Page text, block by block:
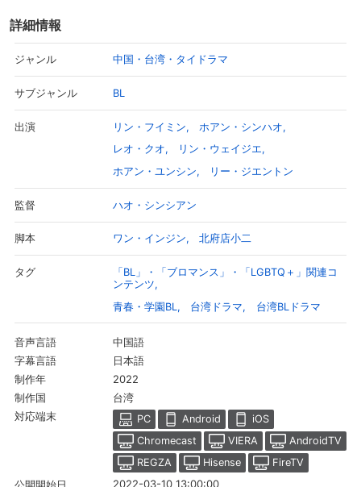
閲覧履歴
視聴年齢制限
す。
スマホなどでRakuten TVを視聴する際のデ
バイス連携の設定ができます。
視聴年齢制限の変更時にパスコード入力が
メルマガ
メルマガの配信停止、配信先のメールアド
レスの変更が可能です。
定額見放題コンテンツの解約はこちらから
打ち明けると、意外な答えが返ってくる結果
に。一方で翌朝、アンバーは楽建に置手紙を残
し、病室を後にしていた。
詳細情報
ジャンル 中国・台湾・タイドラマ
サブジャンル BL
出演 リン・フイミン
ホアン・シンハオ
レオ・クオ
リン・ウェイジエ
ホアン・ユンシン
リー・ジエントン
監督 ハオ・シンシアン
脚本 ワン・インジン 北府店小二
タグ
「BL」・「ブロマンス」・「LGBTQ＋」関連コ
ンテンツ
青春・学園BL
台湾ドラマ 台湾BLドラマ
音声言語 中国語
字幕言語 日本語
制作年 2022
制作国 台湾
対応端末 PC Android
iOS
Chromecast
VIERA
AndroidTV
REGZA
Hisense
FireTV
2022-03-10 13:00:00